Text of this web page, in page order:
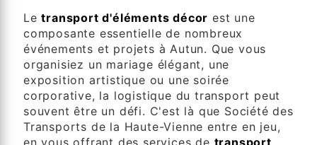
Letransport d'éléments décor est une
composante essentielle de nombreux
événements et projets à Autun. Que vous
organisiez un mariage élégant, une
exposition artistique ou une soirée
corporative, la logistique du transport peut
souvent être un défi. C'est là que Société des
Transports de la Haute-Vienne entre en jeu,
en vous offrant des services de transport